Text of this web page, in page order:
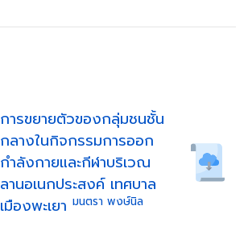
การขยายตัวของกลุ่มชนชั้น
กลางในกิจกรรมการออก
กำลังกายและกีฬาบริเวณ
ลานอเนกประสงค์ เทศบาล
เมืองพะเยา มนตรา พงษ์นิล